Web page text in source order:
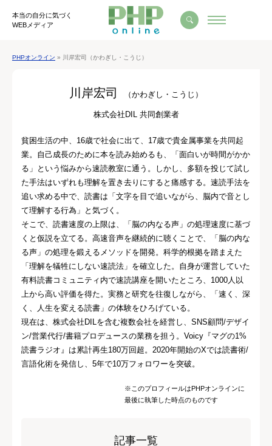
本当の自分に気づく
WEBメディア
PHPオンライン » 川岸宏司（かわぎし・こうじ）
川岸宏司 （かわぎし・こうじ）
株式会社DIL 共同創業者
貧困生活の中、16歳で社会に出て、17歳で貴金属事業を共同起
業。自己成長のために本を読み始めるも、「面白いが時間がかか
る」という悩みから速読教室に通う。しかし、多額を投じて試し
た手法はいずれも理解を置き去りにすると痛感する。速読手法を
追い求める中で、読書は「文字を目で追いながら、脳内で音とし
て理解する行為」と気づく。
そこで、読書速度の上限は、「脳の内なる声」の処理速度に基づ
くと仮説を立てる。高速音声を継続的に聴くことで、「脳の内な
る声」の処理を鍛えるメソッドを開発。科学的根拠を踏まえた
「理解を犠牲にしない速読法」を確立した。自身が運営していた
有料読書コミュニティ内で速読講座を開いたところ、1000人以
上から高い評価を得た。実務と研究を往復しながら、「速く、深
く、人生を変える読書」の体験をひろげている。
現在は、株式会社DILを含む複数会社を経営し、SNS顧問/デザイ
ン/営業代行/書籍プロデュースの業務を担う。Voicy『マグの1%
読書ラジオ』は累計再生180万回超。2020年開始のXでは読書術/
言語化術を発信し、5年で10万フォロワーを突破。
※このプロフィールはPHPオンラインに
最後に執筆した時点のものです
記事一覧